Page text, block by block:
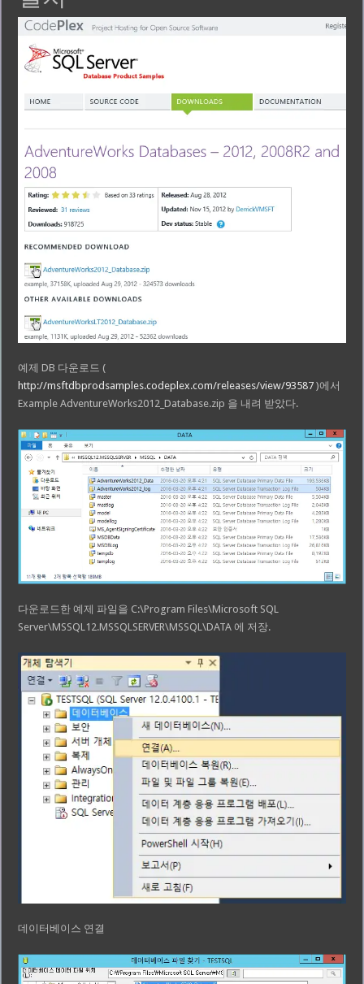
예제 DB 다운로드 (
http://msftdbprodsamples.codeplex.com/releases/view/93587 )에서
Example AdventureWorks2012_Database.zip 을 내려 받았다.
다운로드한 예제 파일을 C:\Program Files\Microsoft SQL
Server\MSSQL12.MSSQLSERVER\MSSQL\DATA 에 저장.
데이터베이스 연결